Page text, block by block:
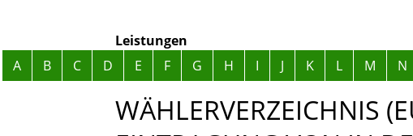
Leistungen
Alphabetisches Register überspringen
A B C D E F G H I J K L M N
WÄHLERVERZEICHNIS